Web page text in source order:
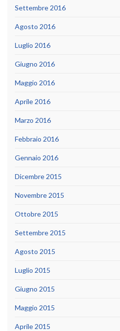
Settembre 2016
Agosto 2016
Luglio 2016
Giugno 2016
Maggio 2016
Aprile 2016
Marzo 2016
Febbraio 2016
Gennaio 2016
Dicembre 2015
Novembre 2015
Ottobre 2015
Settembre 2015
Agosto 2015
Luglio 2015
Giugno 2015
Maggio 2015
Aprile 2015